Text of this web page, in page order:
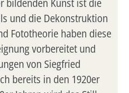
bildenden Kunst ist die
und die Dekonstruktion
Fototheorie haben diese
vorbereitet und
von Siegfried
bereits in den 1920er